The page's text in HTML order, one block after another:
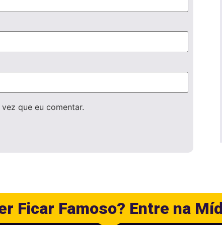
que eu comentar.
Ficar Famoso? Entre na